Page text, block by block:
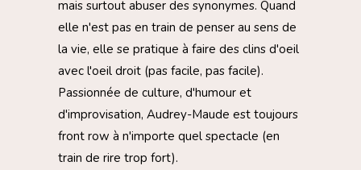
mais surtout abuser des synonymes. Quand
elle n'est pas en train de penser au sens de
la vie, elle se pratique à faire des clins d'oeil
avec l'oeil droit (pas facile, pas facile).
Passionnée de culture, d'humour et
d'improvisation, Audrey-Maude est toujours
front row à n'importe quel spectacle (en
train de rire trop fort).